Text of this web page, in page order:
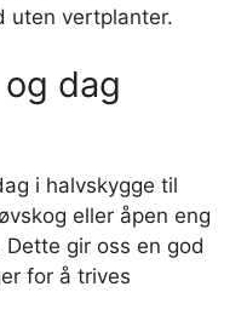
uten vertplanter.
dag
i halvskygge til
eller åpen eng
gir oss en god
for å trives